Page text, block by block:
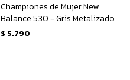
Championes de Mujer New
Balance 530 - Gris Metalizado
$ 5.790